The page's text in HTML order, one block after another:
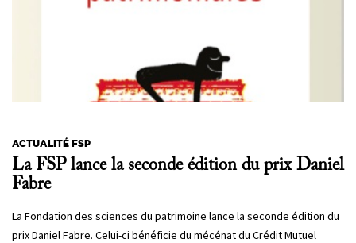
ACTUALITÉ FSP
La FSP lance la seconde édition du prix Daniel
Fabre
La Fondation des sciences du patrimoine lance la seconde édition du
prix Daniel Fabre. Celui-ci bénéficie du mécénat du Crédit Mutuel